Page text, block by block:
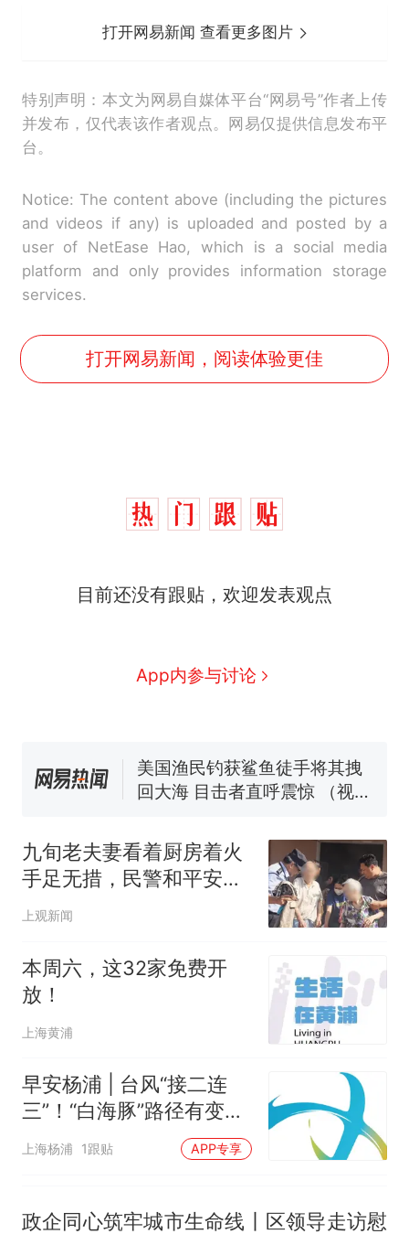
打开网易新闻 查看更多图片
特别声明：本文为网易自媒体平台“网易号”作者上传
并发布，仅代表该作者观点。网易仅提供信息发布平
台。
Notice: The content above (including the pictures
and videos if any) is uploaded and posted by a
user of NetEase Hao, which is a social media
platform and only provides information storage
services.
打开网易新闻，阅读体验更佳
目前还没有跟贴，欢迎发表观点
App内参与讨论
热
西班牙飞地休达边境，摩洛
洛哥涌入西班牙
号，仅凭视频评出？中国烹饪
140多朵
美国一场追捕行动中，一男子
在车辆行驶中爬上车顶跳舞。
传，院方回应：喻良教授已卸
任院长一职，不清楚辞职信来
美国渔民钓获鲨鱼徒手将其拽
回大海 目击者直呼震惊 （视频
哥士兵搬起大石块投向移民引
争议，此前一天内数万人从摩
洛哥涌入西班牙
九旬老夫妻看着厨房着火
手足无措，民警和平安志
愿者二话不说这样做！
上观新闻
本周六，这32家免费开
放！
上海黄浦
早安杨浦 | 台风“接二连
三”！“白海豚”路径有变
化！这种情况下上海将有
上海杨浦 1跟贴 APP专享
政企同心筑牢城市生命线丨区领导走访慰